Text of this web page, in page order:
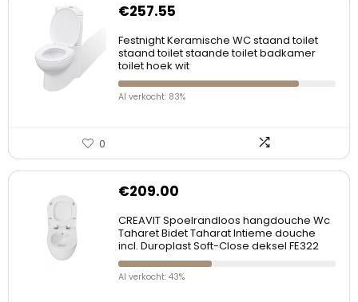
€257.55
Festnight Keramische WC staand toilet
staand toilet staande toilet badkamer
toilet hoek wit
Al verkocht: 83%
0
€209.00
CREAVIT Spoelrandloos hangdouche Wc
Taharet Bidet Taharat Intieme douche
incl. Duroplast Soft-Close deksel FE322
Al verkocht: 43%